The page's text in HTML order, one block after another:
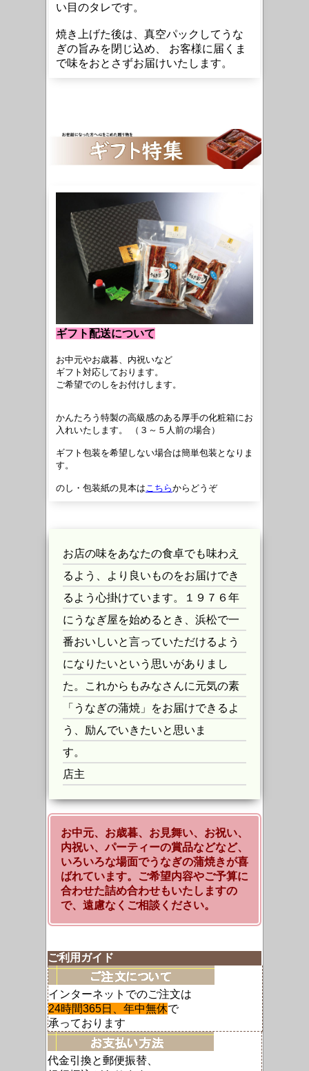
い目のタレです。
焼き上げた後は、真空パックしてうな
ぎの旨みを閉じ込め、 お客様に届くま
で味をおとさずお届けいたします。
ギフト配送について
お中元やお歳暮、内祝いなど
ギフト対応しております。
ご希望でのしをお付けします。
かんたろう特製の高級感のある厚手の化粧箱にお
入れいたします。 （３～５人前の場合）
ギフト包装を希望しない場合は簡単包装となりま
す。
のし・包装紙の見本は こちらからどうぞ
お店の味をあなたの食卓でも味わえ
るよう、より良いものをお届けでき
るよう心掛けています。１９７６年
にうなぎ屋を始めるとき、浜松で一
番おいしいと言っていただけるよう
になりたいという思いがありまし
た。これからもみなさんに元気の素
「うなぎの蒲焼」をお届けできるよ
う、励んでいきたいと思いま
す。
店主
お中元、お歳暮、お見舞い、お祝い、
内祝い、パーティーの賞品などなど、
いろいろな場面でうなぎの蒲焼きが喜
ばれています。ご希望内容やご予算に
合わせた詰め合わせもいたしますの
で、遠慮なくご相談ください。
ご利用ガイド
インターネットでのご注文は
24時間365日、年中無休で
承っております
代金引換と郵便振替、